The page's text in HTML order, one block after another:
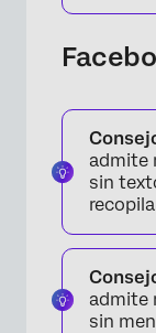
admite
sin
admite
sin